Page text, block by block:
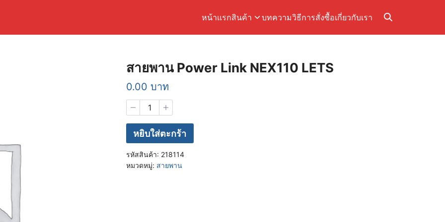
หน้าแรกสินค้า บทความวิธีการสั่งซื้อเกี่ยวกับเรา
สายพาน Power Link NEX110 LETS
0.00 บาท
สายพาน
Power
Link
NEX110
LETS
หยิบใส่ตะกร้า
รหัสสินค้า: 218114
หมวดหมู่: สายพาน